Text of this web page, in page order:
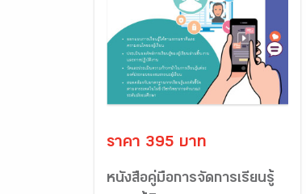
ราคา 395 บาท
หนังสือคู่มือการจัดการเรียนรู้